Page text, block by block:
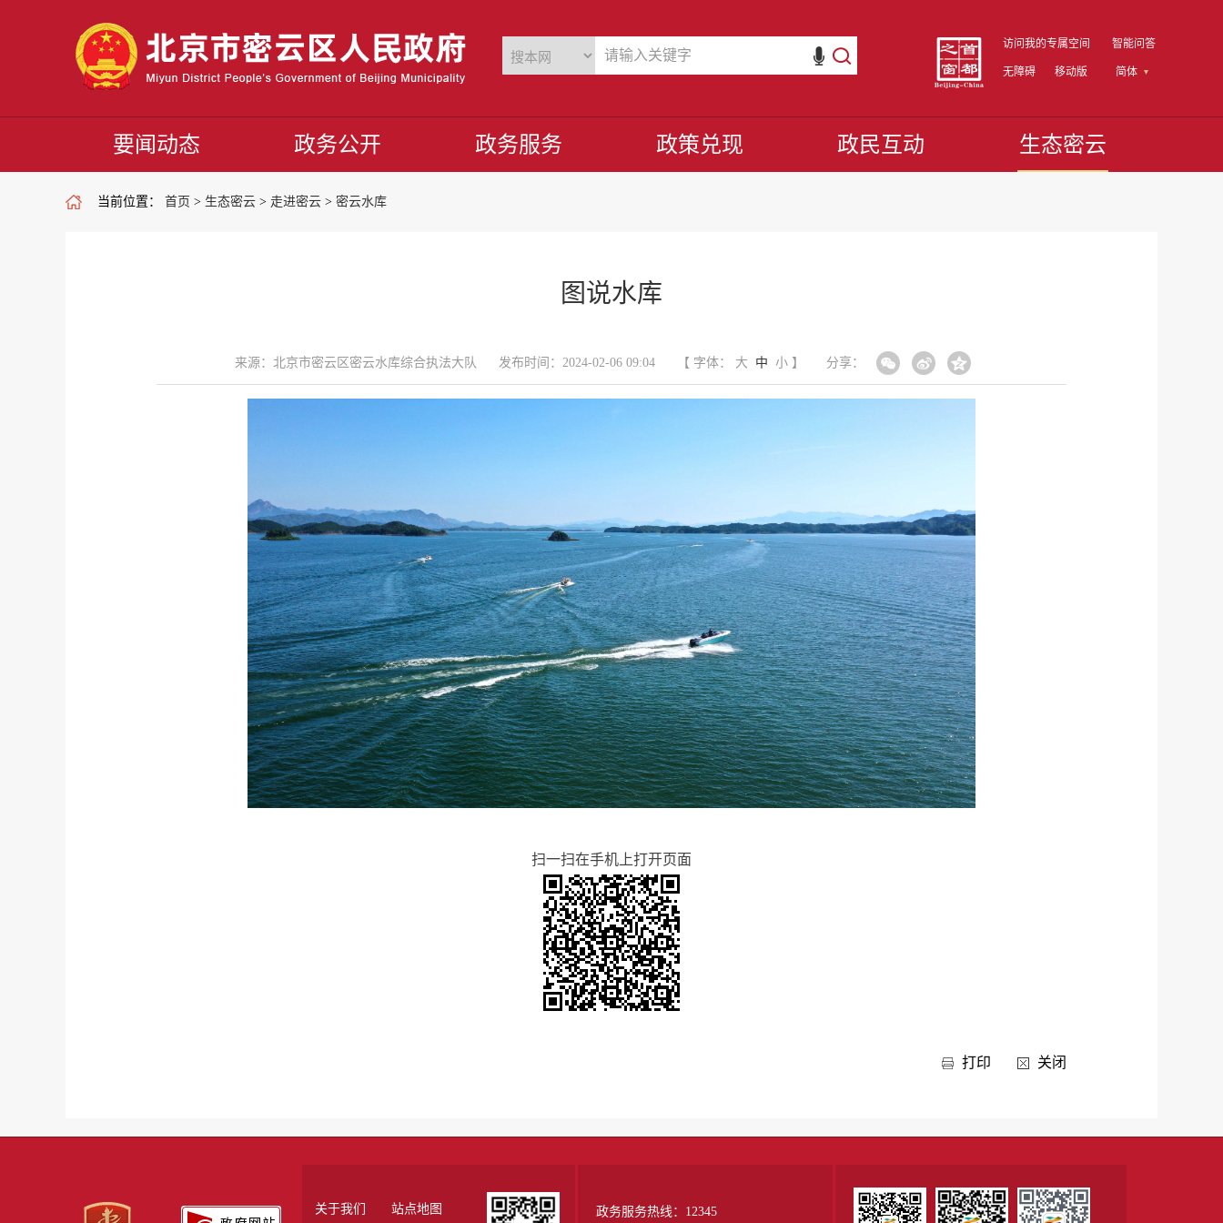
访问我的专属空间 智能问答
无障碍 移动版 简体
要闻动态 政务公开 政务服务 政策兑现 政民互动 生态密云
当前位置： 首页 > 生态密云 > 走进密云 > 密云水库
图说水库
来源：北京市密云区密云水库综合执法大队 发布时间：2024-02-06 09:04 【 字体： 大 中 小】 分享：
扫一扫在手机上打开页面
打印 关闭
关于我们 站点地图 政务服务热线：12345